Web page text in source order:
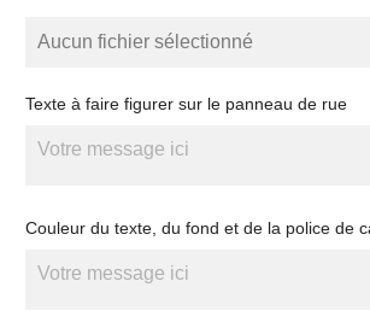
Aucun fichier sélectionné
Texte à faire figurer sur le panneau de rue
Couleur du texte, du fond et de la police de